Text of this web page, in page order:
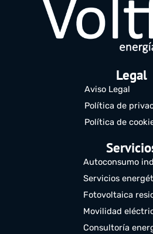
Legal
Aviso Legal
Política de
Política de
Autoconsumo
Servicios
Fotovoltaica
Movilidad
Consultoría